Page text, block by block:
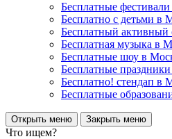
Бесплатные
Бесплатно с детьми в
Бесплатный
Бесплатная музыка в
Бесплатные шоу в
Бесплатные
Бесплатно! стендап в
Бесплатные
Открыть меню Закрыть меню
Что ищем?